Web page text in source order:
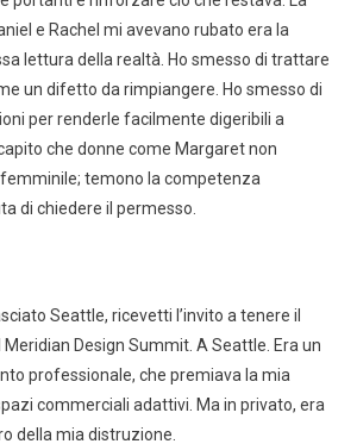
e Rachel mi avevano rubato era la
lettura della realtà. Ho smesso di trattare
un difetto da rimpiangere. Ho smesso di
per renderle facilmente digeribili a
che donne come Margaret non
temono la competenza
di chiedere il permesso.
Seattle, ricevetti l’invito a tenere il
Design Summit. A Seattle. Era un
professionale, che premiava la mia
commerciali adattivi. Ma in privato, era
della mia distruzione.